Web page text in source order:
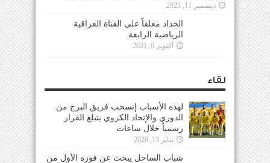
ديسمبر 11, 2023
الحداد معلقاً على القناة العراقية
الرياضية الرابعة
أكتوبر 6, 2021
لقاء
لهذه الأسباب إنسحب فريق البرج من
الدوري والإتحاد الكروي يتبلغ القرار
رسمياً خلال ساعات
يناير 13, 2026
شباب الساحل يبحث عن فوزه الأول من